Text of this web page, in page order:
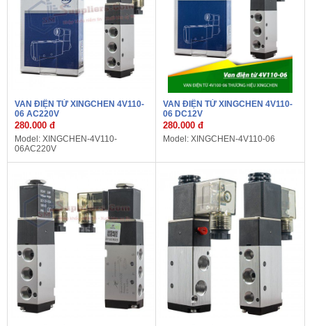
VAN ĐIỆN TỪ XINGCHEN 4V110-
06 AC220V
280.000 đ
Model: XINGCHEN-4V110-
06AC220V
VAN ĐIỆN TỪ XINGCHEN 4V110-
06 DC12V
280.000 đ
Model: XINGCHEN-4V110-06